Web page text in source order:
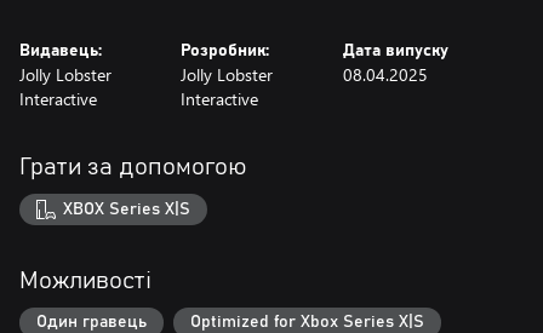
Видавець:
Jolly Lobster
Interactive
Розробник:
Jolly Lobster
Interactive
Дата випуску
08.04.2025
Грати за допомогою
XBOX Series X|S
Можливості
Один гравець Optimized for Xbox Series X|S